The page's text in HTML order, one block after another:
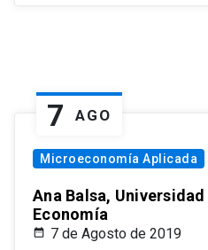
7 AGO
Microeconomía Aplicada
Ana Balsa,
Economía
7 de Agosto de 2019